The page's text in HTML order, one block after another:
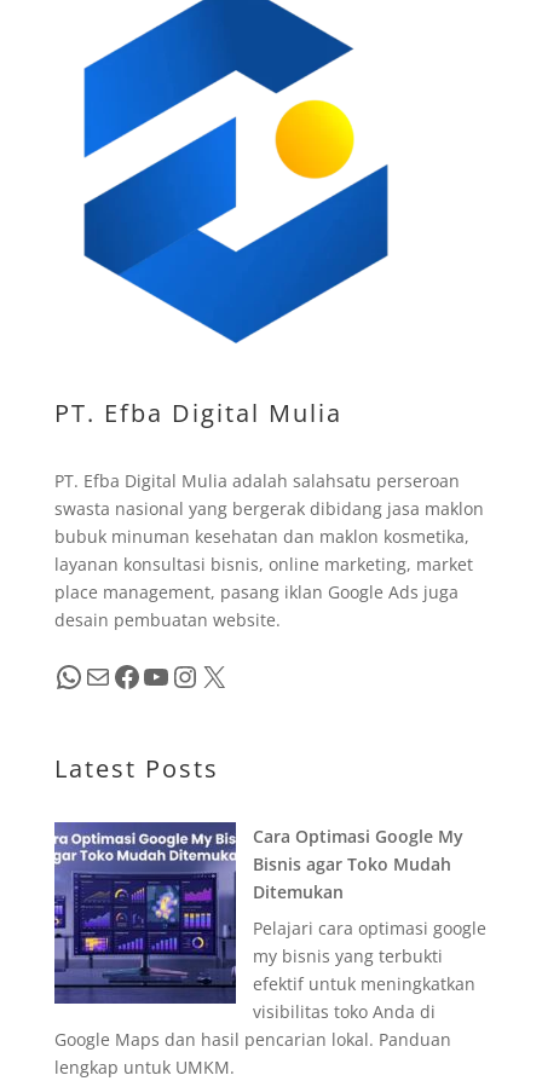
PT. Efba Digital Mulia
PT. Efba Digital Mulia adalah salahsatu perseroan
swasta nasional yang bergerak dibidang jasa maklon
bubuk minuman kesehatan dan maklon kosmetika,
layanan konsultasi bisnis, online marketing, market
place management, pasang iklan Google Ads juga
desain pembuatan website.
WhatsApp Mail Facebook YouTube InstagramX
Latest Posts
Cara Optimasi Google My
Bisnis agar Toko Mudah
Ditemukan
Pelajari cara optimasi google
my bisnis yang terbukti
efektif untuk meningkatkan
visibilitas toko Anda di
Google Maps dan hasil pencarian lokal. Panduan
lengkap untuk UMKM.